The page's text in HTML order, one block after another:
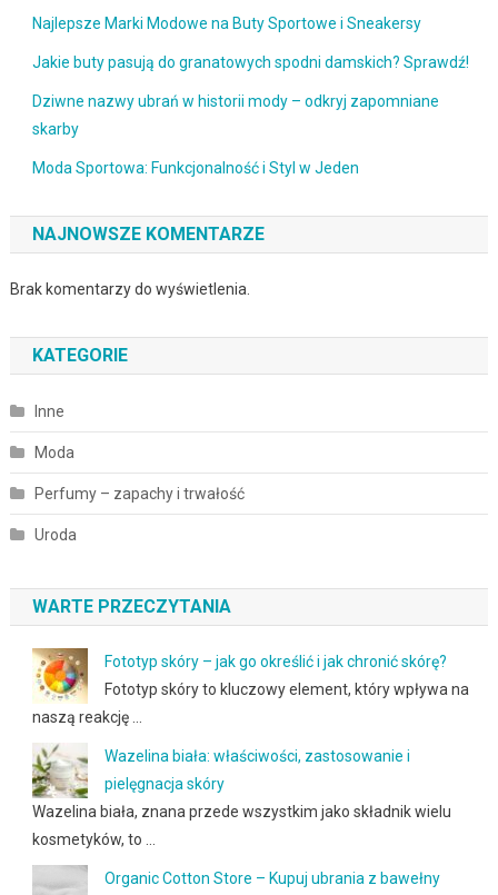
Najlepsze Marki Modowe na Buty Sportowe i Sneakersy
Jakie buty pasują do granatowych spodni damskich? Sprawdź!
Dziwne nazwy ubrań w historii mody – odkryj zapomniane
skarby
Moda Sportowa: Funkcjonalność i Styl w Jeden
NAJNOWSZE KOMENTARZE
Brak komentarzy do wyświetlenia.
KATEGORIE
Inne
Moda
Perfumy – zapachy i trwałość
Uroda
WARTE PRZECZYTANIA
Fototyp skóry – jak go określić i jak chronić skórę?
Fototyp skóry to kluczowy element, który wpływa na
naszą reakcję …
Wazelina biała: właściwości, zastosowanie i
pielęgnacja skóry
Wazelina biała, znana przede wszystkim jako składnik wielu
kosmetyków, to …
Organic Cotton Store – Kupuj ubrania z bawełny